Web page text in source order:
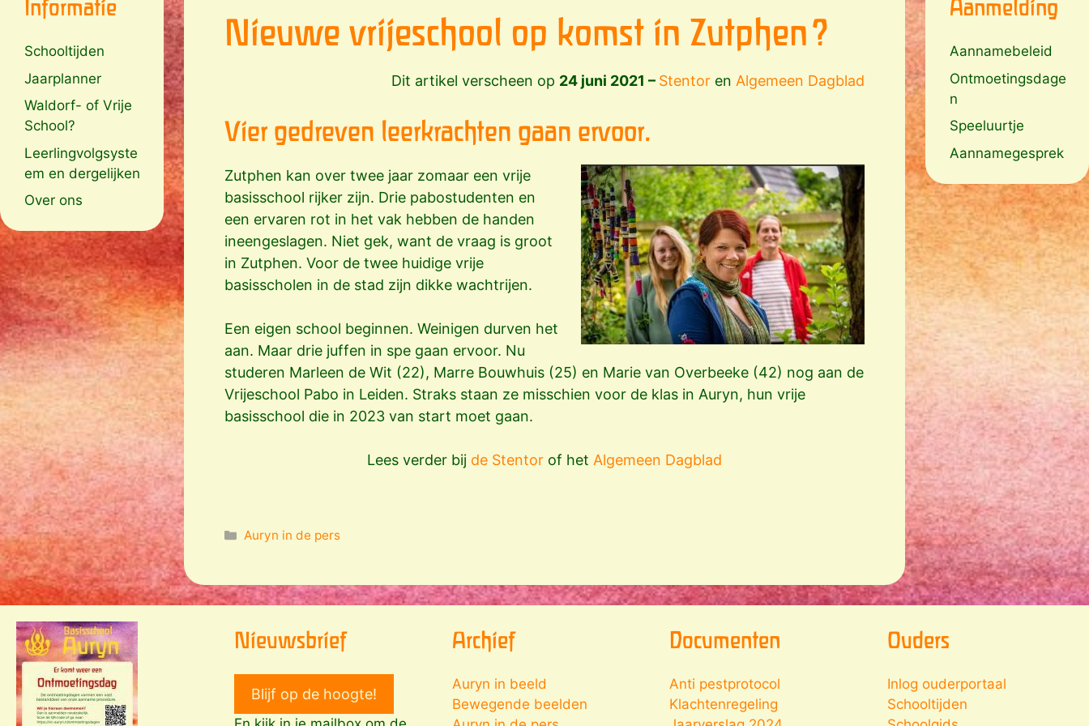
Nieuwe vrijeschool op komst in Zutphen?
Dit artikel verscheen op 24 juni 2021 – Stentor en Algemeen Dagblad
Vier gedreven leerkrachten gaan ervoor.
Zutphen kan over twee jaar zomaar een vrije
basisschool rijker zijn. Drie pabostudenten en
een ervaren rot in het vak hebben de handen
ineengeslagen. Niet gek, want de vraag is groot
in Zutphen. Voor de twee huidige vrije
basisscholen in de stad zijn dikke wachtrijen.
Een eigen school beginnen. Weinigen durven het
aan. Maar drie juffen in spe gaan ervoor. Nu
studeren Marleen de Wit (22), Marre Bouwhuis (25) en Marie van Overbeeke (42) nog aan de
Vrijeschool Pabo in Leiden. Straks staan ze misschien voor de klas in Auryn, hun vrije
basisschool die in 2023 van start moet gaan.
Lees verder bij de Stentorof het Algemeen Dagblad
Categorieën
Auryn in de pers
Informatie
Schooltijden
Jaarplanner
Waldorf- of Vrije
School?
Leerlingvolgsyste
em en dergelijken
Over ons
Aanmelding
Aannamebeleid
Ontmoetingsdage
n
Speeluurtje
Aannamegesprek
Nieuwsbrief
Blijf op de hoogte!
Archief
Auryn in beeld
Bewegende beelden
Documenten
Anti pestprotocol
Klachtenregeling
Ouders
Inlog ouderportaal
Schooltijden